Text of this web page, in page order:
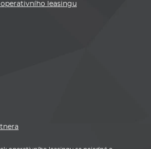
leasingu